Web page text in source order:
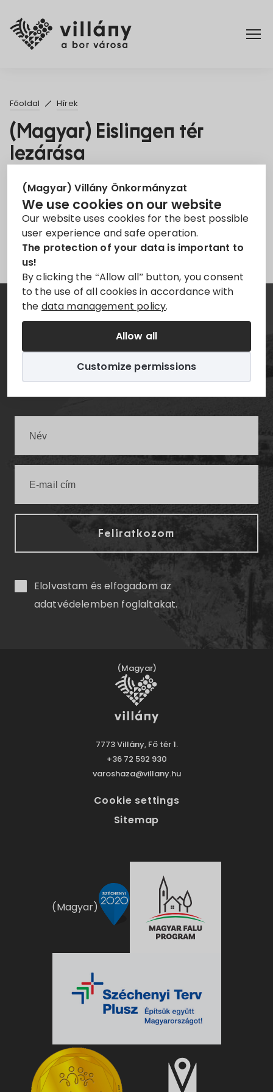
(Magyar) Villány Önkormányzat
We use cookies on our website
Our website uses cookies for the best possible
user experience and safe operation.
The protection of your data is important to
us!
By clicking the “Allow all” button, you consent
to the use of all cookies in accordance with
the data management policy.
Allow all
Customize permissions
Rendelettár
Főoldal Hírek
(Magyar) Eislingen tér
lezárása
Eislingen Lezárás Tér
Sorry, this entry is only available inMagyar
Hírlevél
Értesüljön elsőként a legfrissebb villányi
infókról!
Elolvastam és elfogadom az
adatvédelemben foglaltakat.
(Magyar)
7773 Villány, Fő tér 1.
+36 72 592 930
varoshaza@villany.hu
Cookie settings
Sitemap
(Magyar)